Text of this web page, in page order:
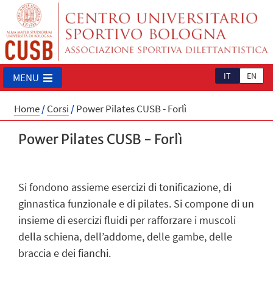
IT EN
MENU
Home/Corsi /Power Pilates CUSB - Forlì
Power Pilates CUSB - Forlì
Si fondono assieme esercizi di tonificazione, di
ginnastica funzionale e di pilates. Si compone di un
insieme di esercizi fluidi per rafforzare i muscoli
della schiena, dell’addome, delle gambe, delle
braccia e dei fianchi.